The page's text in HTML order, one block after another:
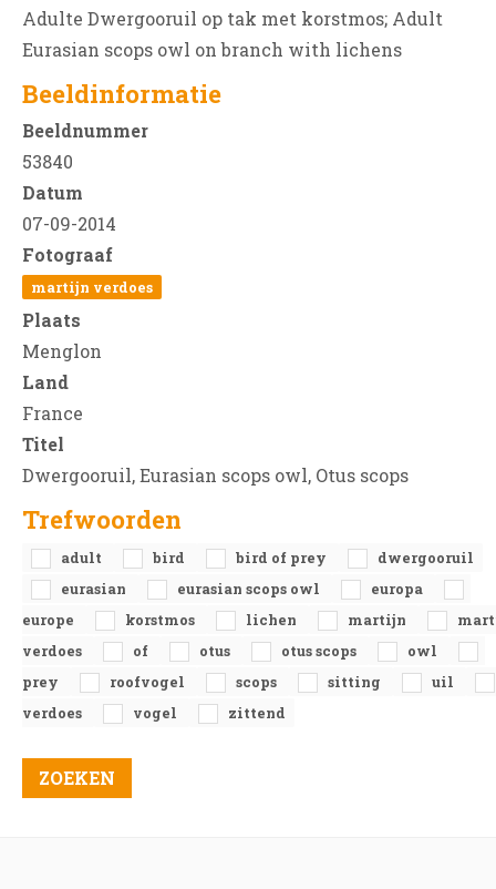
Adulte Dwergooruil op tak met korstmos; Adult
Eurasian scops owl on branch with lichens
Beeldinformatie
Beeldnummer
53840
Datum
07-09-2014
Fotograaf
martijn verdoes
Plaats
Menglon
Land
France
Titel
Dwergooruil, Eurasian scops owl, Otus scops
Trefwoorden
adult bird bird of prey
dwergooruil
eurasian
eurasian scops owl
europa
europe
korstmos lichen martijn
verdoes
of otus otus scops
owl
prey
roofvogel scops sitting
uil
verdoes
vogel zittend